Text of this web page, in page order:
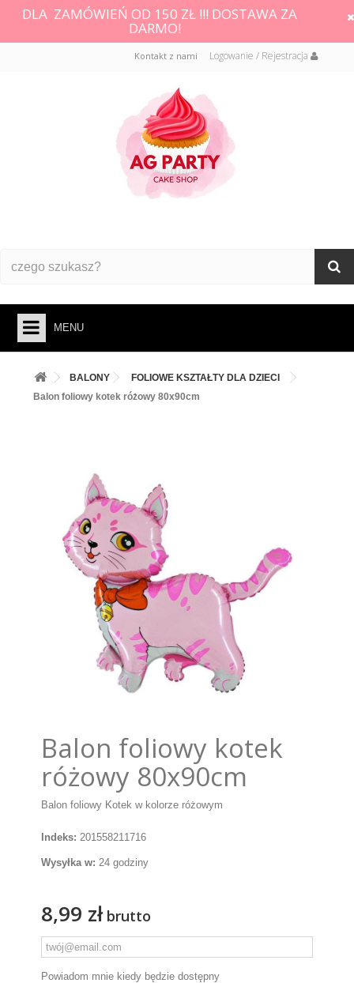
DLA ZAMÓWIEŃ OD 150 ZŁ !!! DOSTAWA ZA
DARMO!
Logowanie / Rejestracja
Kontakt z nami
MENU
PIECZENIE
AKCESORIA IMPREZOWE
UROCZYSTOŚCI
PODKŁADY /PRZEKŁADKI/WSPORNIKI/BANKETÓWKI
BALONY
FOLIOWE KSZTAŁTY DLA DZIECI
Balon foliowy kotek różowy 80x90cm
Balon foliowy kotek
różowy 80x90cm
Balon foliowy Kotek w kolorze różowym
Indeks: 201558211716
Wysyłka w: 24 godziny
8,99 złbrutto
Powiadom mnie kiedy będzie dostępny